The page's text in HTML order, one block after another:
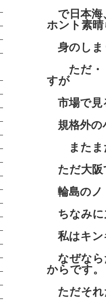
で日本海
ホント素
身のしま
ただ・・
すが
市場で見
規格外の
またま
ただ大阪
輪島のノ
ちなみに
私はキン
なぜなら
からです。
ただそれ